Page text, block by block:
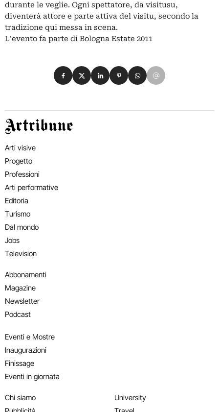
durante le veglie. Ogni spettatore, da visitusu,
diventerà attore e parte attiva del visitu, secondo la
tradizione qui messa in scena.
L'evento fa parte di Bologna Estate 2011
Condividi su Facebook
Condividi su X
Condividi su LinkedIn
Condividi su Pinterest
Condividi su WhatsApp
Condividi su Email
Artribune
Arti visive
Progetto
Professioni
Arti performative
Editoria
Turismo
Dal mondo
Jobs
Television
Abbonamenti
Magazine
Newsletter
Podcast
Eventi e Mostre
Inaugurazioni
Finissage
Eventi in giornata
Chi siamo
University